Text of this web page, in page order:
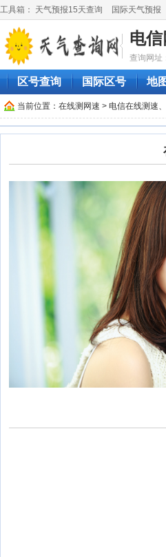
工具箱： 天气预报15天查询 国际天气预报
电
查询网址
区号查询 国际区号 地
当前位置： 在线测网速 > 电信在线测速